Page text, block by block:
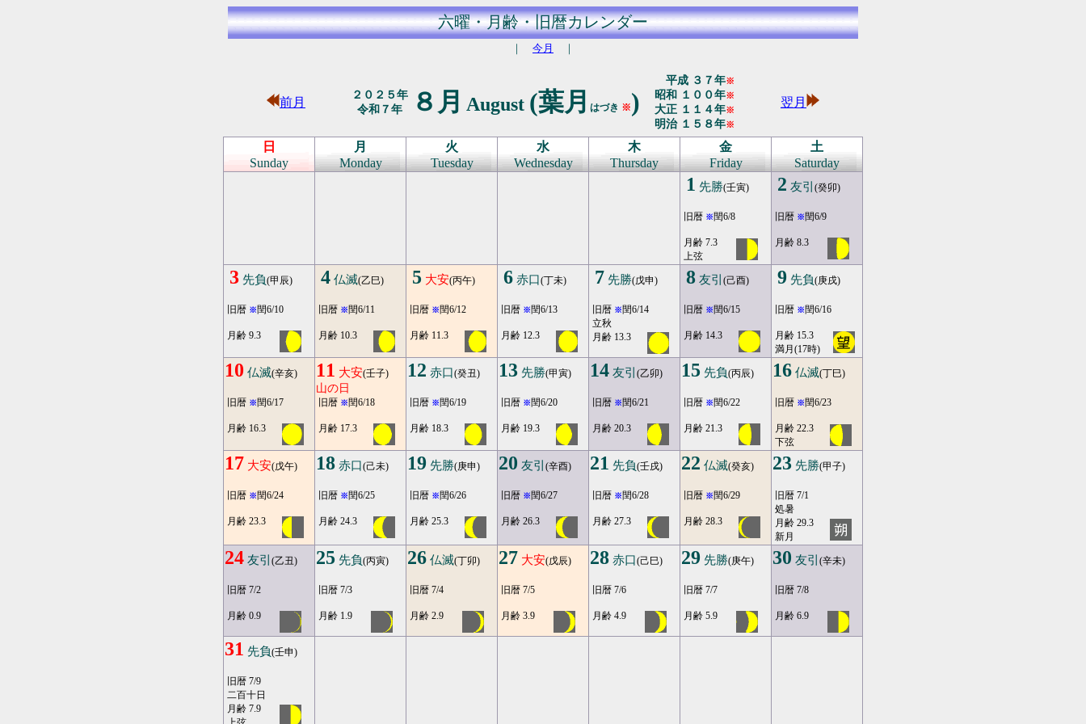
六曜・月齢・旧暦カレンダー
｜ 今月 ｜
前月
２０２５年
令和７年
８月 August (葉月 はづき ※)
平成 ３７年※
昭和 １００年※
大正 １１４年※
明治 １５８年※
翌月
日
Sunday
月
Monday
火
Tuesday
水
Wednesday
木
Thursday
金
Friday
土
Saturday
1 先勝(壬寅)
旧暦 ※閏6/8
月齢 7.3
上弦
2 友引 (癸卯)
旧暦 ※閏6/9
月齢 8.3
3 先負(甲辰)
旧暦 ※閏6/10
月齢 9.3
4 仏滅(乙巳)
旧暦 ※閏6/11
月齢 10.3
5 大安(丙午)
旧暦 ※閏6/12
月齢 11.3
6 赤口(丁未)
旧暦 ※閏6/13
月齢 12.3
7 先勝(戊申)
旧暦 ※閏6/14
立秋
月齢 13.3
8 友引 (己酉)
旧暦 ※閏6/15
月齢 14.3
9 先負(庚戌)
旧暦 ※閏6/16
月齢 15.3
満月(17時)
10 仏滅(辛亥)
旧暦 ※閏6/17
月齢 16.3
11 大安(壬子)
山の日
旧暦 ※閏6/18
月齢 17.3
12 赤口(癸丑)
旧暦 ※閏6/19
月齢 18.3
13 先勝(甲寅)
旧暦 ※閏6/20
月齢 19.3
14 友引 (乙卯)
旧暦 ※閏6/21
月齢 20.3
15 先負(丙辰)
旧暦 ※閏6/22
月齢 21.3
16 仏滅(丁巳)
旧暦 ※閏6/23
月齢 22.3
下弦
17 大安(戊午)
旧暦 ※閏6/24
月齢 23.3
18 赤口(己未)
旧暦 ※閏6/25
月齢 24.3
19 先勝(庚申)
旧暦 ※閏6/26
月齢 25.3
20 友引 (辛酉)
旧暦 ※閏6/27
月齢 26.3
21 先負(壬戌)
旧暦 ※閏6/28
月齢 27.3
22 仏滅(癸亥)
旧暦 ※閏6/29
月齢 28.3
23 先勝(甲子)
旧暦 7/1
処暑
月齢 29.3
新月
24 友引 (乙丑)
旧暦 7/2
月齢 0.9
25 先負(丙寅)
旧暦 7/3
月齢 1.9
26 仏滅(丁卯)
旧暦 7/4
月齢 2.9
27 大安(戊辰)
旧暦 7/5
月齢 3.9
28 赤口(己巳)
旧暦 7/6
月齢 4.9
29 先勝(庚午)
旧暦 7/7
月齢 5.9
30 友引 (辛未)
旧暦 7/8
月齢 6.9
31 先負(壬申)
旧暦 7/9
二百十日
月齢 7.9